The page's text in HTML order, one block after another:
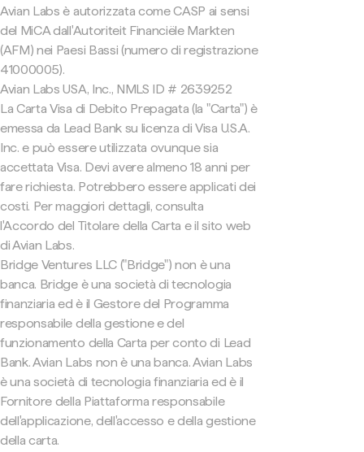
Avian Labs è autorizzata come CASP ai sensi
del MiCA dall'Autoriteit Financiële Markten
(AFM) nei Paesi Bassi (numero di registrazione
41000005).
Avian Labs USA, Inc., NMLS ID # 2639252
La Carta Visa di Debito Prepagata (la "Carta") è
emessa da Lead Bank su licenza di Visa U.S.A.
Inc. e può essere utilizzata ovunque sia
accettata Visa. Devi avere almeno 18 anni per
fare richiesta. Potrebbero essere applicati dei
costi. Per maggiori dettagli, consulta
l'Accordo del Titolare della Carta e il sito web
di Avian Labs.
Bridge Ventures LLC ("Bridge") non è una
banca. Bridge è una società di tecnologia
finanziaria ed è il Gestore del Programma
responsabile della gestione e del
funzionamento della Carta per conto di Lead
Bank. Avian Labs non è una banca. Avian Labs
è una società di tecnologia finanziaria ed è il
Fornitore della Piattaforma responsabile
dell'applicazione, dell'accesso e della gestione
della carta.